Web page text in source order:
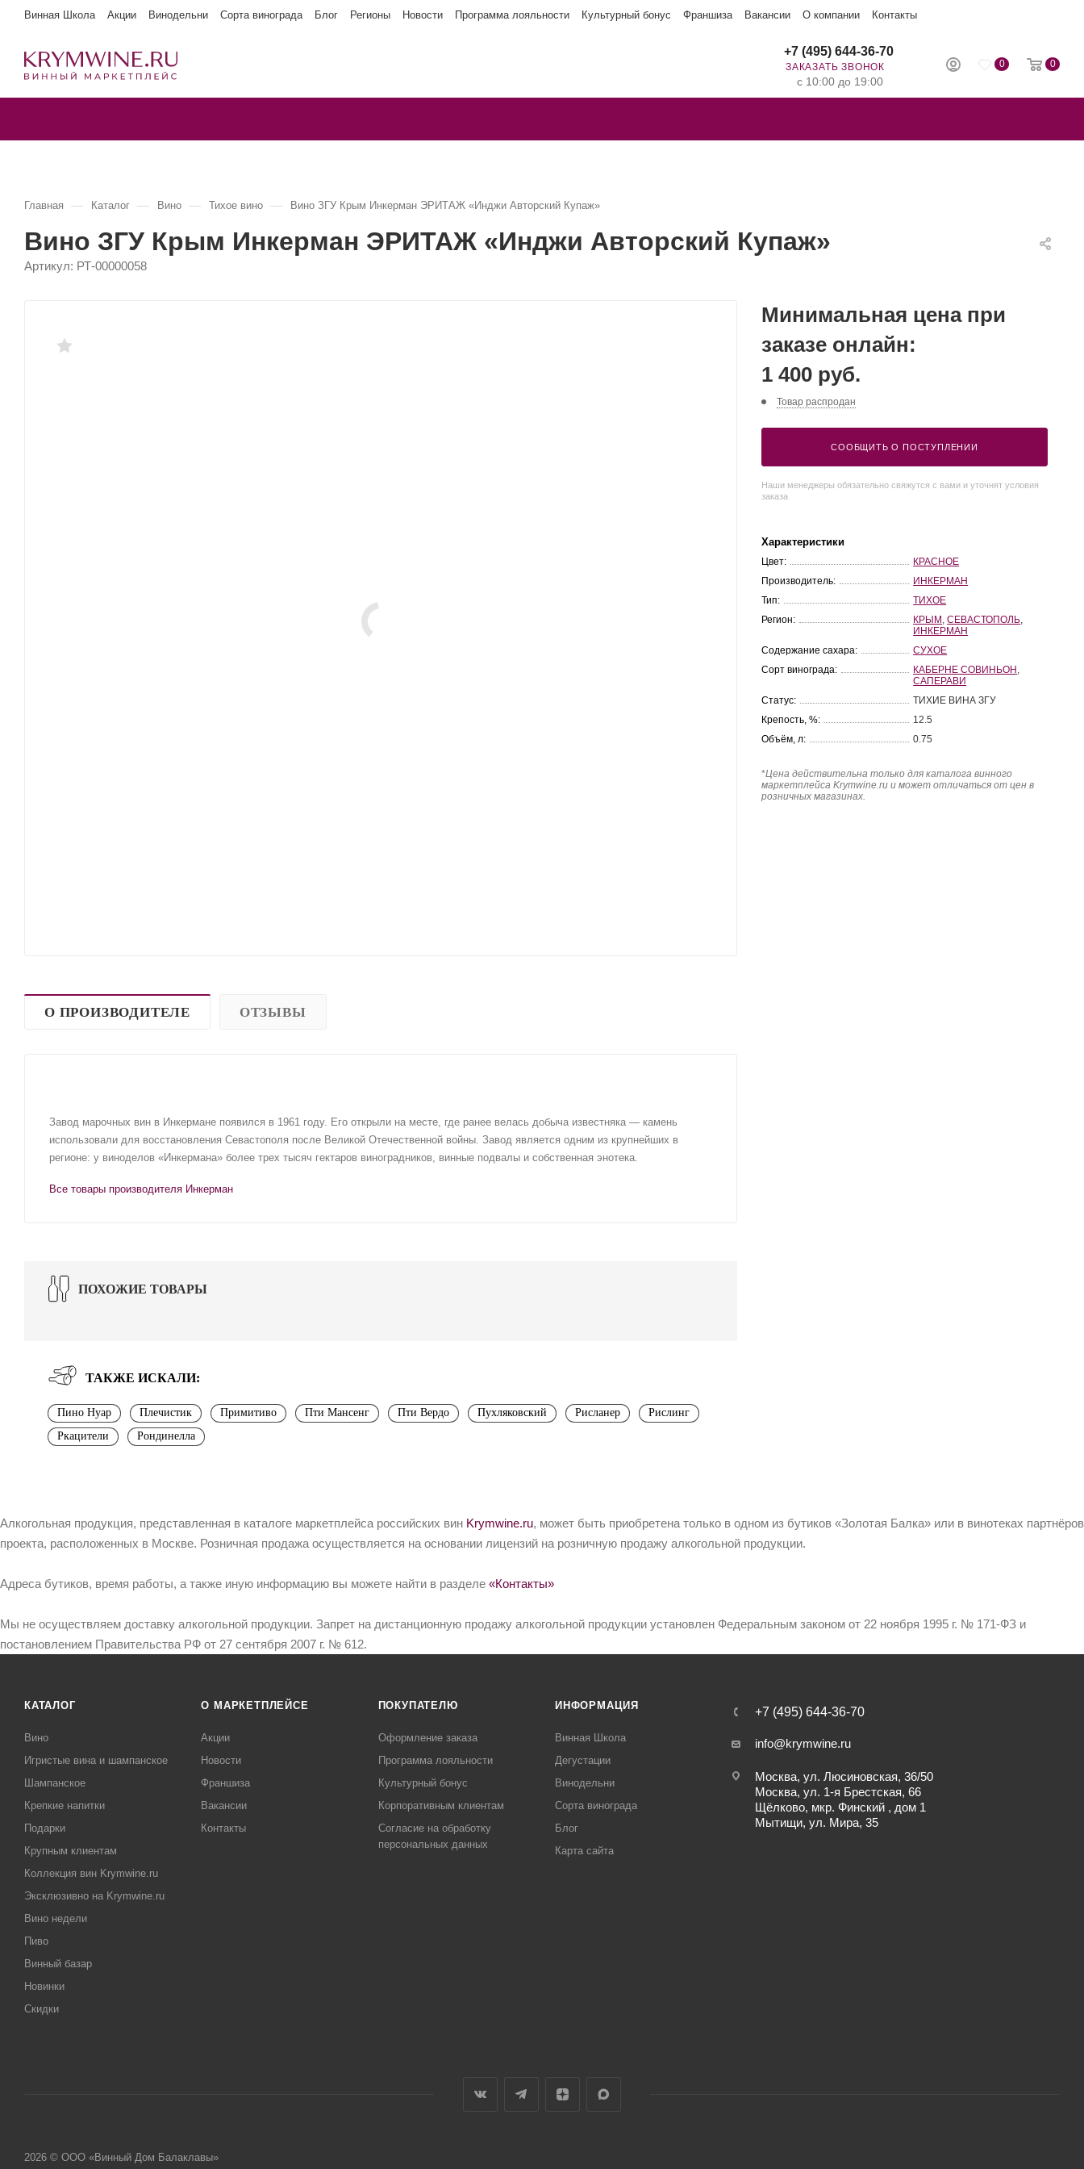
Винная Школа Акции Винодельни Сорта винограда Блог Регионы Новости Программа лояльности Культурный бонус Франшиза Вакансии О компании Контакты
0 0
+7 (495) 644-36-70
ЗАКАЗАТЬ ЗВОНОК
с 10:00 до 19:00
Главная — Каталог — Вино — Тихое вино — Вино ЗГУ Крым Инкерман ЭРИТАЖ «Инджи Авторский Купаж»
Вино ЗГУ Крым Инкерман ЭРИТАЖ «Инджи Авторский Купаж»
Артикул: РТ-00000058
О ПРОИЗВОДИТЕЛЕ ОТЗЫВЫ
Завод марочных вин в Инкермане появился в 1961 году. Его открыли на месте, где ранее велась добыча известняка — камень
использовали для восстановления Севастополя после Великой Отечественной войны. Завод является одним из крупнейших в
регионе: у виноделов «Инкермана» более трех тысяч гектаров виноградников, винные подвалы и собственная энотека.
Все товары производителя Инкерман
ПОХОЖИЕ ТОВАРЫ
ТАКЖЕ ИСКАЛИ:
Пино Нуар Плечистик Примитиво Пти Мансенг Пти Вердо Пухляковский Рисланер
Рислинг
Ркацители
Рондинелла
Минимальная цена при
заказе онлайн:
1 400 руб.
Товар распродан
СООБЩИТЬ О ПОСТУПЛЕНИИ
Наши менеджеры обязательно свяжутся с вами и уточнят условия
заказа
Характеристики
Цвет:
КРАСНОЕ
Производитель:
ИНКЕРМАН
Тип:
ТИХОЕ
Регион:
КРЫМ ,СЕВАСТОПОЛЬ
ИНКЕРМАН
Содержание сахара:
СУХОЕ
Сорт винограда:
КАБЕРНЕ СОВИНЬОН
САПЕРАВИ
Статус:
ТИХИЕ ВИНА ЗГУ
Крепость, %:
12.5
Объём, л:
0.75
*Цена действительна только для каталога винного
маркетплейса Krymwine.ru и может отличаться от цен в
розничных магазинах.
Алкогольная продукция, представленная в каталоге маркетплейса российских вин Krymwine.ru, может быть приобретена только в одном из бутиков «Золотая Балка» или в винотеках партнёров
проекта, расположенных в Москве. Розничная продажа осуществляется на основании лицензий на розничную продажу алкогольной продукции.
Адреса бутиков, время работы, а также иную информацию вы можете найти в разделе «Контакты»
Мы не осуществляем доставку алкогольной продукции. Запрет на дистанционную продажу алкогольной продукции установлен Федеральным законом от 22 ноября 1995 г. № 171-ФЗ и
постановлением Правительства РФ от 27 сентября 2007 г. № 612.
КАТАЛОГ
Вино
Игристые вина и шампанское
Шампанское
Крепкие напитки
Подарки
Крупным клиентам
Коллекция вин Krymwine.ru
Эксклюзивно на Krymwine.ru
Вино недели
Пиво
Винный базар
Новинки
Скидки
О МАРКЕТПЛЕЙСЕ
Акции
Новости
Франшиза
Вакансии
Контакты
ПОКУПАТЕЛЮ
Оформление заказа
Программа лояльности
Культурный бонус
Корпоративным клиентам
Согласие на обработку
персональных данных
ИНФОРМАЦИЯ
Винная Школа
Дегустации
Винодельни
Сорта винограда
Блог
Карта сайта
+7 (495) 644-36-70
info@krymwine.ru
Москва, ул. Люсиновская, 36/50
Москва, ул. 1-я Брестская, 66
Щёлково, мкр. Финский , дом 1
Мытищи, ул. Мира, 35
2026 © ООО «Винный Дом Балаклавы»